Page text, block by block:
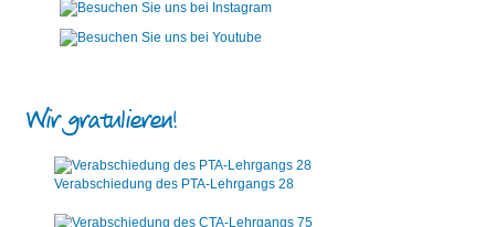
Wir gratulieren!
Verabschiedung des PTA-Lehrgangs 28